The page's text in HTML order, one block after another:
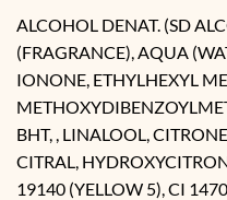
ALCOHOL DENAT. (SD
(FRAGRANCE), AQUA
IONONE, ETHYLHEXYL
BHT, , LINALOOL,
CITRAL,
19140 (YELLOW 5), CI